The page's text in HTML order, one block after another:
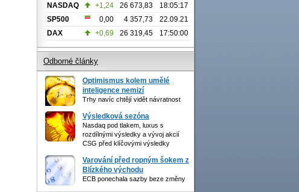
NASDAQ
+1,24 26 673,83
18:05:17
SP500
0,00 4 357,73
22.09.21
DAX
+0,69 26 319,45 17:50:00
Odborné články
Optimismus kolem umělé
inteligence nemizí
Trhy navíc chtějí vidět návratnost
Výsledková sezóna
Nasdaq pod tlakem, luxus s
rozdílnými výsledky a vývoj akcií
CSG před klíčovými výsledky
Varování před ropným šokem z
Blízkého východu
ECB ponechala sazby beze změny